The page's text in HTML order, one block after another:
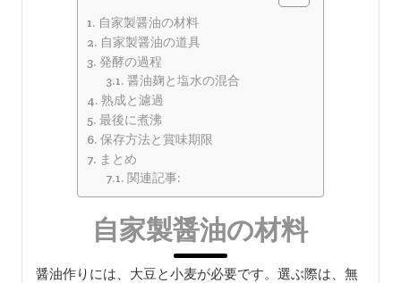
自家製醤油の材料
自家製醤油の道具
発酵の過程
醤油麹と塩水の混合
熟成と濾過
最後に煮沸
保存方法と賞味期限
まとめ
関連記事:
自家製醤油の材料
醤油作りには、大豆と小麦が必要です。選ぶ際は、無